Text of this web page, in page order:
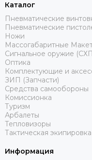
Каталог
Пневматические
Пневматические
Ножи
Массогабаритные
Сигнальное оружие
Оптика
Комплектующие и
ЗИП (Запчасти)
Средства самообороны
Комиссионка
Туризм
Арбалеты
Тепловизоры
Тактическая экипировка
Информация